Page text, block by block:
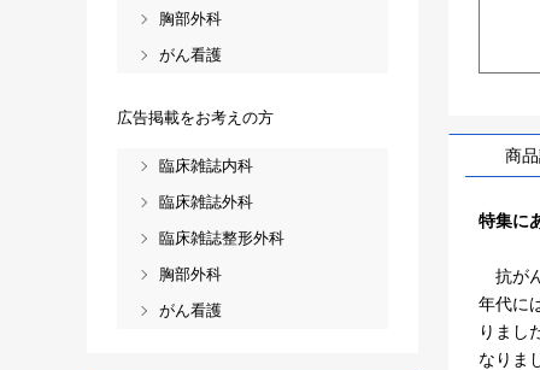
商
特集に
抗が
年代に
りまし
なりま
胸部外科
がん看護
広告掲載をお考えの方
臨床雑誌内科
臨床雑誌外科
臨床雑誌整形外科
胸部外科
がん看護